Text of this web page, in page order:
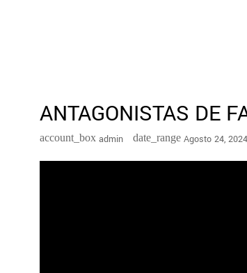
ANTAGONISTAS DE
account_box Admin date_range Agosto 24, 2024